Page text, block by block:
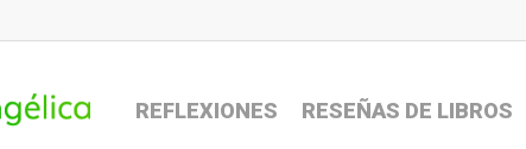
REFLEXIONES RESEÑAS DE LIBROS